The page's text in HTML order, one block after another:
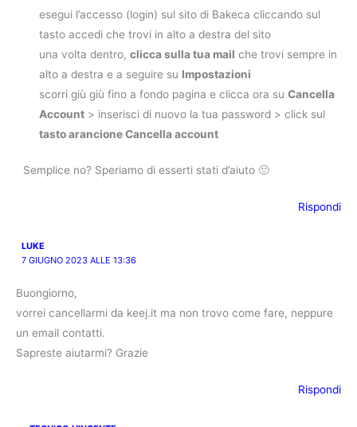
esegui l’accesso (login) sul sito di Bakeca cliccando sul
tasto accedi che trovi in alto a destra del sito
una volta dentro,clicca sulla tua mail che trovi sempre in
alto a destra e a seguire su Impostazioni
scorri giù giù fino a fondo pagina e clicca ora suCancella
Account > inserisci di nuovo la tua password > click sul
tasto arancione Cancella account
Semplice no? Speriamo di esserti stati d’aiuto 🙂
Rispondi
LUKE
7 GIUGNO 2023 ALLE 13:36
Buongiorno,
vorrei cancellarmi da keej.it ma non trovo come fare, neppure
un email contatti.
Sapreste aiutarmi? Grazie
Rispondi